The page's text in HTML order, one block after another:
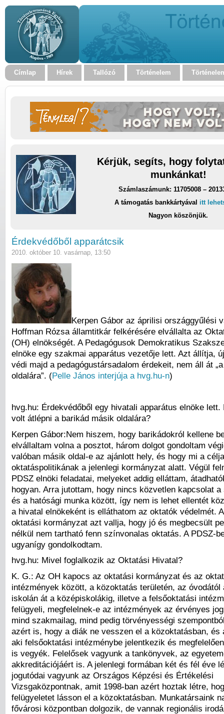
Címlap Hírek Tallózó Történelem
Kérjük, segíts, hogy
munkánkat!
Számlaszámunk: 11705008 –
A támogatás bankkártyával itt
Nagyon köszönjük.
Érdekvédőből apparátcsik
2010. október 10. vasárnap, 13:50
Kerpen Gábor az áprilisi országgyűlési
Hoffman Rózsa államtitkár felkérésére elvállalta az
(OH) elnökségét. A Pedagógusok Demokratikus
elnöke egy szakmai apparátus vezetője lett. Azt állítja,
védi majd a pedagógustársadalom érdekeit, nem áll át
oldalára”. (Pelle János interjúja a hvg.hu-n)
hvg.hu: Érdekvédőből egy hivatali apparátus elnöke
volt átlépni a barikád másik oldalára?
Kerpen Gábor:Nem hiszem, hogy barikádokról kellene
elvállaltam volna a posztot, három dolgot gondoltam
valóban másik oldal-e az ajánlott hely, és hogy mi a
oktatáspolitikának a jelenlegi kormányzat alatt. Végül
PDSZ elnöki feladatai, melyeket addig elláttam,
hogyan. Arra jutottam, hogy nincs közvetlen kapcsolat
és a hatósági munka között, így nem is lehet ellentét
a hivatal elnökeként is elláthatom az oktatók védelmét.
oktatási kormányzat azt vallja, hogy jó és megbecsült
nélkül nem tartható fenn színvonalas oktatás. A PDSZ-
ugyanígy gondolkodtam.
hvg.hu: Mivel foglalkozik az Oktatási Hivatal?
K. G.: Az OH kapocs az oktatási kormányzat és az
intézmények között, a közoktatás területén, az óvodától
iskolán át a középiskolákig, illetve a felsőoktatási
felügyeli, megfelelnek-e az intézmények az érvényes
mind szakmailag, mind pedig törvényességi
azért is, hogy a diák ne vesszen el a közoktatásban, és
aki felsőoktatási intézménybe jelentkezik és
is vegyék. Felelősek vagyunk a tankönyvek, az
akkreditációjáért is. A jelenlegi formában két és fél éve
jogutódai vagyunk az Országos Képzési és Értékelési
Vizsgaközpontnak, amit 1998-ban azért hoztak létre,
felügyeletet lásson el a közoktatásban. Munkatársaink
fővárosi központban dolgozik, de vannak regionális